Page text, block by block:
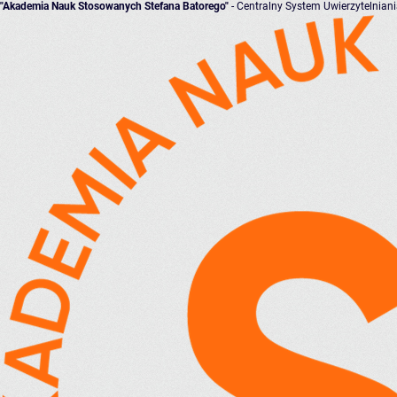
"Akademia Nauk Stosowanych Stefana Batorego" - Centralny System